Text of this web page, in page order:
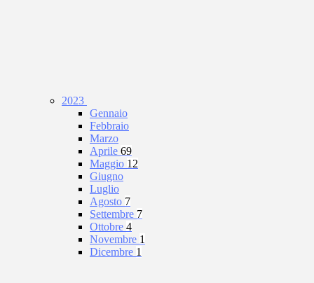
2023
Gennaio
Febbraio
Marzo
Aprile 69
Maggio 12
Giugno
Luglio
Agosto 7
Settembre 7
Ottobre 4
Novembre 1
Dicembre 1